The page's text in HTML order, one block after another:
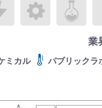
エレクトロニクス
メカトロニ
ケ
業
ミカル パブリックラ